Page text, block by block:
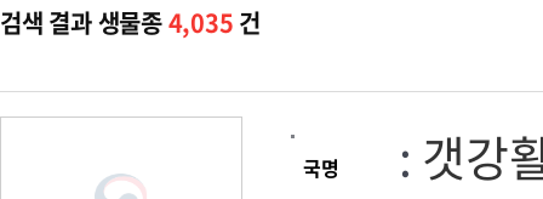
검색 결과 생물종4,035 건
국명 : 갯강